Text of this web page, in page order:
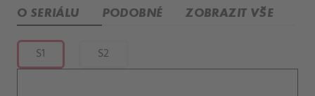
O SERIÁLU PODOBNÉ ZOBRAZIT VŠE
S1 S2